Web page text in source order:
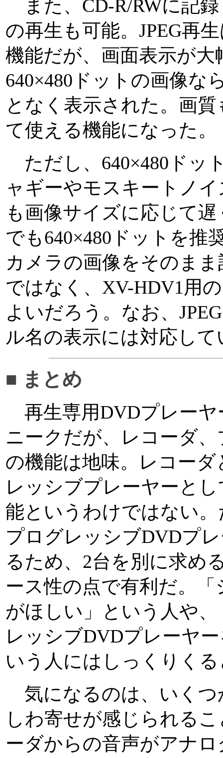
また、CD-R/RWに記録
の再生も可能。JPEG再
機能だが、画面表示が
640×480ドットの画像な
となく表示された。画
て使える機能になった。
ただし、640×480ドッ
ャギーやモスキートノ
も画像サイズに応じて
でも640×480ドットを推
カメラの画像をそのま
ではなく、XV-HDV1用
よいだろう。なお、
ル名の表示には対応して
■ まとめ
再生専用DVDプレーヤ
ニークだが、レコーダ
の機能は地味。レコー
レッシブプレーヤーと
能というわけではない
プログレッシブDVDプ
るため、2台を別に求め
ース性の点で有利だ。
がほしい」という人や
レッシブDVDプレーヤ
いう人にはしっくりく
気になるのは、いくつ
しわ寄せが感じられる
ーダからの音声がアナ